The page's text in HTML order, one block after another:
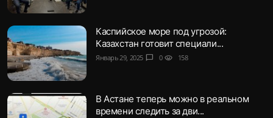
Каспийское море под угрозой:
Казахстан готовит специали...
Январь 29, 2025 chat_bubble 0 visibility 158
В Астане теперь можно в реальном
времени следить за дви...